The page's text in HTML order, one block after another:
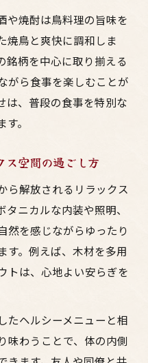
や焼酎は鳥料理の旨味を
焼鳥と爽快に調和しま
銘柄を中心に取り揃える
がら食事を楽しむことが
は、普段の食事を特別な
。
ス空間の過ごし方
ら解放されるリラックス
ニカルな内装や照明、
然を感じながらゆったり
す。例えば、木材を多用
トは、心地よい安らぎを
たヘルシーメニューと相
味わうことで、体の内側